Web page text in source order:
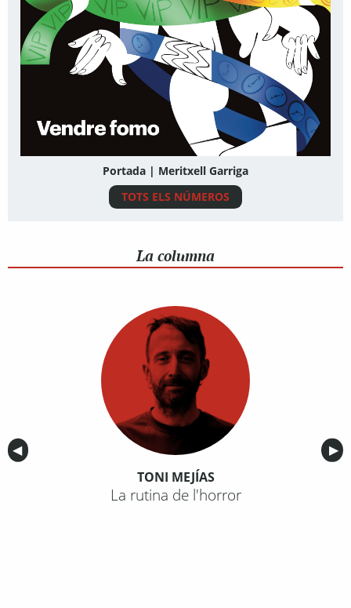
Portada | Meritxell Garriga
TOTS ELS NÚMEROS
La columna
Anterior
◀︎ ▶︎
TONI MEJÍAS
La rutina de l'horror